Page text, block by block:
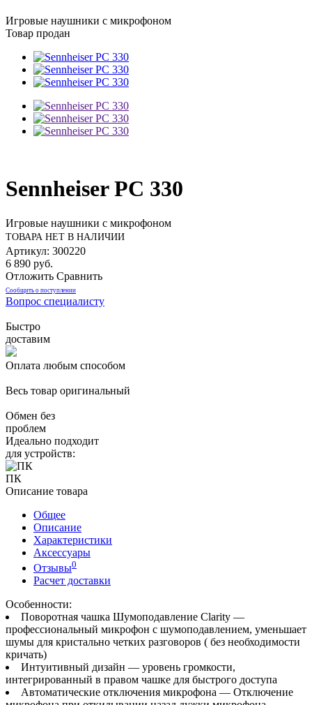
Игровые наушники с микрофоном
Товар продан
Sennheiser PC 330
Игровые наушники с микрофоном
ТОВАРА НЕТ В НАЛИЧИИ
Артикул: 300220
6 890 руб.
Отложить Сравнить
Сообщить о поступлении
Вопрос специалисту
Быстро
доставим
Оплата любым способом
Весь товар оригинальный
Обмен без
проблем
Идеально подходит
для устройств:
ПК
Описание товара
Общее
Описание
Характеристики
Аксессуары
Отзывы0
Расчет доставки
Особенности:
Поворотная чашка Шумоподавление Clarity —
профессиональный микрофон с шумоподавлением, уменьшает
шумы для кристально четких разговоров ( без необходимости
кричать)
Интуитивный дизайн — уровень громкости,
интегрированный в правом чашке для быстрого доступа
Автоматические отключения микрофона — Отключение